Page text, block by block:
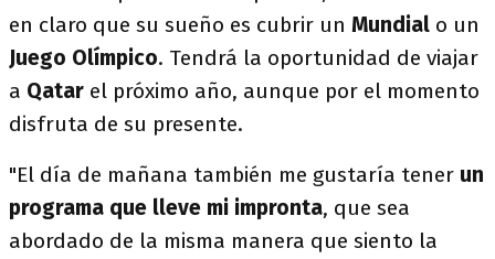
en claro que su sueño es cubrir un Mundial o un
Juego Olímpico. Tendrá la oportunidad de viajar
a Qatar el próximo año, aunque por el momento
disfruta de su presente.
"El día de mañana también me gustaría tener un
programa que lleve mi impronta, que sea
abordado de la misma manera que siento la